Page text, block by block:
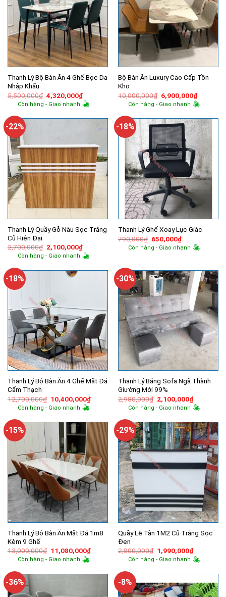
Thanh Lý Bộ Bàn Ăn 4 Ghế Bọc Da
Nhập Khẩu
5,500,000₫ Giá
gốc
là:
4,320,000₫Giá
hiện
tại
4,320,000₫.
Còn hàng - Giao nhanh
Bộ Bàn Ăn Luxury Cao Cấp Tồn
Kho
10,000,000₫ Giá
gốc
là:
6,900,000₫Giá
hiện
tại
Còn hàng - Giao nhanh
-22%
Thanh Lý Quầy Gỗ Nâu Sọc Trắng
Cũ Hiện Đại
2,700,000₫ Giá
gốc
là:
2,100,000₫Giá
hiện
tại
2,100,000₫.
Còn hàng - Giao nhanh
-18%
Thanh Lý Ghế Xoay Lục Giác
790,000₫ Giá
gốc
là:
650,000₫Giá
hiện
tại
Còn hàng - Giao nhanh
-18%
Thanh Lý Bộ Bàn Ăn 4 Ghế Mặt Đá
Cẩm Thạch
12,700,000₫ Giá
gốc
là:
10,400,000₫Giá
hiện
10,400,000₫.
Còn hàng - Giao nhanh
-30%
Thanh Lý Băng Sofa Ngã Thành
Giường Mới 99%
2,980,000₫ Giá
gốc
là:
2,100,000₫Giá
hiện
tại
Còn hàng - Giao nhanh
-15%
Thanh Lý Bộ Bàn Ăn Mặt Đá 1m8
Kèm 9 Ghế
13,000,000₫ Giá
gốc
là:
11,080,000₫Giá
hiện
11,080,000₫.
Còn hàng - Giao nhanh
-29%
Quầy Lễ Tân 1M2 Cũ Trắng Sọc
Đen
2,800,000₫ Giá
gốc
là:
1,990,000₫Giá
hiện
tại
Còn hàng - Giao nhanh
-36% -8%